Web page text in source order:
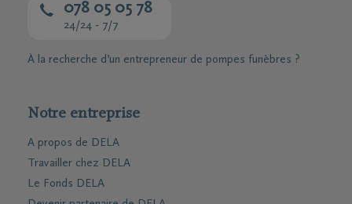
078 05 05 78
24/24 - 7/7
À la recherche d’un entrepreneur de pompes funèbres ?
Notre entreprise
A propos de DELA
Travailler chez DELA
Le Fonds DELA